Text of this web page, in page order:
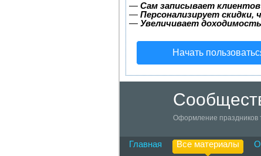
— Сам записывает
— Персонализирует скидки,
— Увеличивает
Начать
Оформление праздников
Главная Все материалы